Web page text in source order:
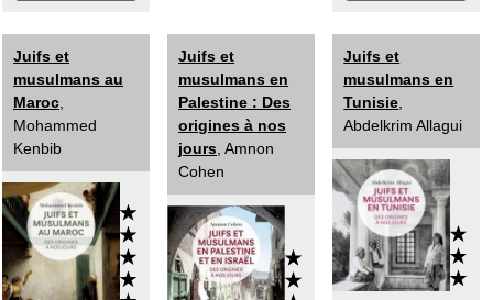
Juifs et
musulmans au
Maroc
Mohammed
Kenbib
Juifs et
musulmans en
Palestine : Des
origines à nos
jours , Amnon
Cohen
Juifs et
musulmans en
Tunisie
Abdelkrim Allagui